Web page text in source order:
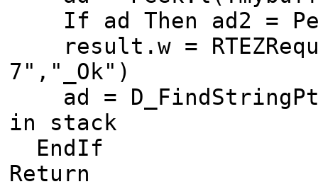
If ad Then ad2 =
result.w =
7","_Ok")
ad =
in stack
EndIf
Return